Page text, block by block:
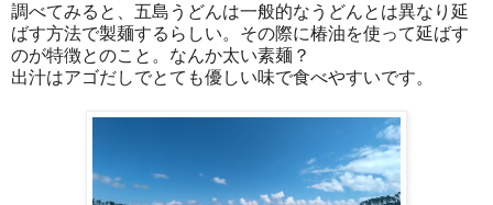
調べてみると、五島うどんは一般的なうどんとは異なり延
ばす方法で製麺するらしい。その際に椿油を使って延ばす
のが特徴とのこと。なんか太い素麺？
出汁はアゴだしでとても優しい味で食べやすいです。